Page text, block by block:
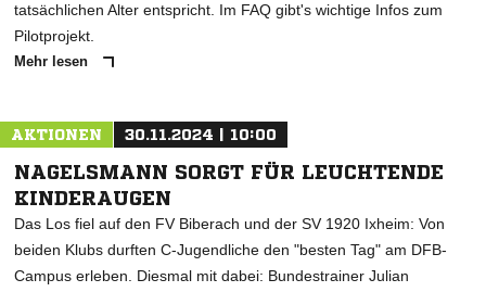
tatsächlichen Alter entspricht. Im FAQ gibt's wichtige Infos zum
Pilotprojekt.
Mehr lesen
AKTIONEN 30.11.2024 | 10:00
NAGELSMANN SORGT FÜR LEUCHTENDE
KINDERAUGEN
Das Los fiel auf den FV Biberach und der SV 1920 Ixheim: Von
beiden Klubs durften C-Jugendliche den "besten Tag" am DFB-
Campus erleben. Diesmal mit dabei: Bundestrainer Julian